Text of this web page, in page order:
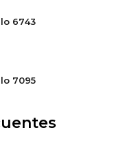
6743
7095